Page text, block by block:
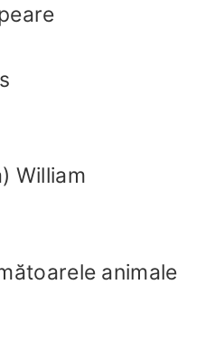
William
animale